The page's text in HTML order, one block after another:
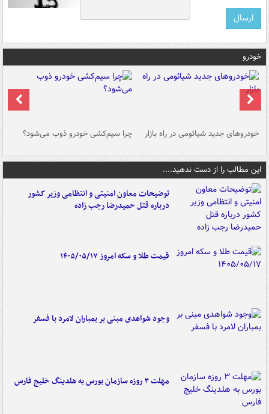
خودرو
خودروهای جدید شیائومی در راه بازار چرا سیم‌کشی خودرو ذوب می‌شود؟
این مطالب را از دست ندهید....
توضیحات معاون امنیتی و انتظامی وزیر کشور
درباره قتل حمیدرضا رجب زاده
قیمت طلا و سکه امروز ۱۴۰۵/۰۵/۱۷
وجود شواهدی مبنی بر بمباران لامرد با فسفر
مهلت ۳ روزه سازمان بورس به هلدینگ خلیج فارس